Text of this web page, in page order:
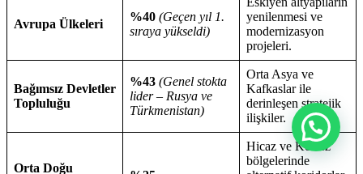
Avrupa Ülkeleri
%40 (Geçen yıl 1.
sıraya yükseldi)
yenilenmesi ve
modernizasyon
projeleri.
Bağımsız Devletler
Topluluğu
%43 (Genel stokta
lider – Rusya ve
Türkmenistan)
Orta Asya ve
Kafkaslar ile
derinleşen stratejik
ilişkiler.
Orta Doğu
Hicaz ve Körfez
bölgelerinde